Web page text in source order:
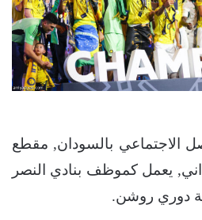
الاجتماعي بالسودان, مقطع
يعمل كموظف بنادي النصر
دوري روشن.